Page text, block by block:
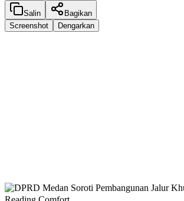
Salin
Bagikan
Screenshot
Dengarkan